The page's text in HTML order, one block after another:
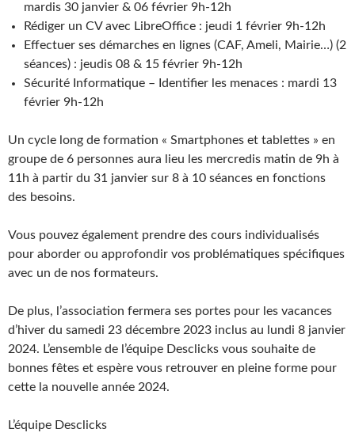
mardis 30 janvier & 06 février 9h-12h
Rédiger un CV avec LibreOffice : jeudi 1 février 9h-12h
Effectuer ses démarches en lignes (CAF, Ameli, Mairie…) (2
séances) : jeudis 08 & 15 février 9h-12h
Sécurité Informatique – Identifier les menaces : mardi 13
février 9h-12h
Un cycle long de formation « Smartphones et tablettes » en
groupe de 6 personnes aura lieu les mercredis matin de 9h à
11h à partir du 31 janvier sur 8 à 10 séances en fonctions
des besoins.
Vous pouvez également prendre des cours individualisés
pour aborder ou approfondir vos problématiques spécifiques
avec un de nos formateurs.
De plus, l’association fermera ses portes pour les vacances
d’hiver du samedi 23 décembre 2023 inclus au lundi 8 janvier
2024. L’ensemble de l’équipe Desclicks vous souhaite de
bonnes fêtes et espère vous retrouver en pleine forme pour
cette la nouvelle année 2024.
L’équipe Desclicks